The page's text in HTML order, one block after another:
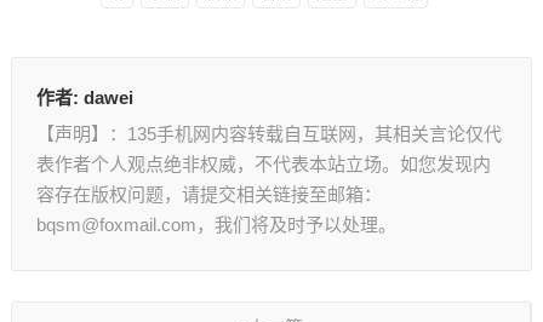
作者: dawei
【声明】：135手机网内容转载自互联网，其相关言论仅代
表作者个人观点绝非权威，不代表本站立场。如您发现内
容存在版权问题，请提交相关链接至邮箱：
bqsm@foxmail.com，我们将及时予以处理。